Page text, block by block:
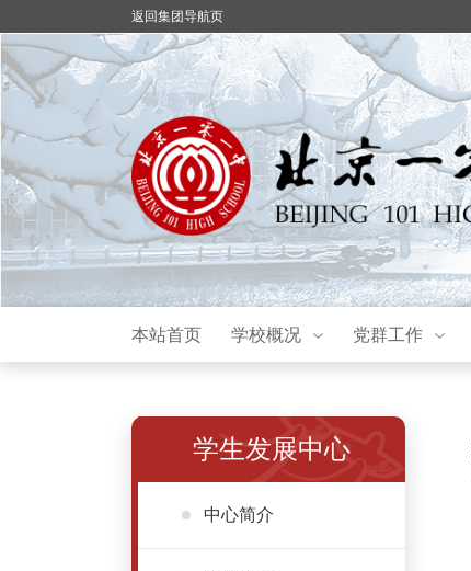
返回集团导航页
本站首页 学校概况 党群工作
学生发展中心
中心简介